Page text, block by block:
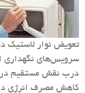
تعویض نوار لاستیک
سرویس‌های نگهداری
درب نقش مستقیم در